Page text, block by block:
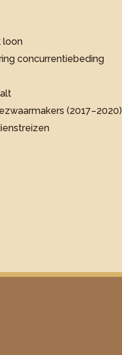
loon
concurrentiebeding
(2017–2020)